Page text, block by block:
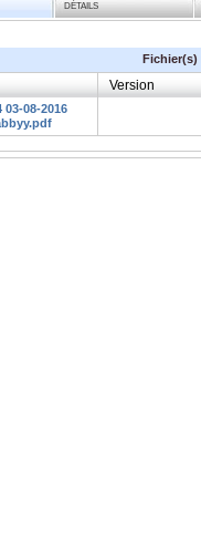
DÉTAILS
Fichier(s)
Version
03-08-2016